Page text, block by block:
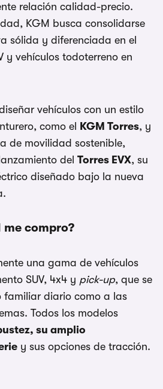
relación calidad-precio.
KGM busca consolidarse
sólida y diferenciada en el
y vehículos todoterreno en
vehículos con un estilo
como el
KGM Torres, y
de movilidad sostenible,
del Torres EVX, su
diseñado bajo la nueva
me compro?
una gama de vehículos
SUV, 4x4 y pick-up, que se
diario como a las
Todos los modelos
su amplio
y sus opciones de tracción.